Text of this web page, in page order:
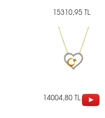
15310,95 TL
14004,80 TL